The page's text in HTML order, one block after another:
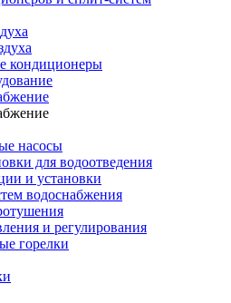
кондиционеры
насосы
для водоотведения
и установки
водоснабжения
и регулирования
горелки